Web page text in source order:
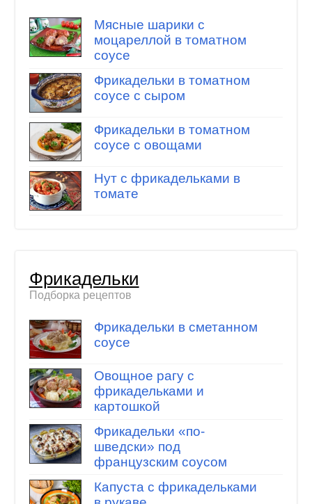
Мясные шарики с
моцареллой в томатном
соусе
Фрикадельки в томатном
соусе с сыром
Фрикадельки в томатном
соусе с овощами
Нут с фрикадельками в
томате
Фрикадельки
Подборка рецептов
Фрикадельки в сметанном
соусе
Овощное рагу с
фрикадельками и
картошкой
Фрикадельки «по-
шведски» под
французским соусом
Капуста с фрикадельками